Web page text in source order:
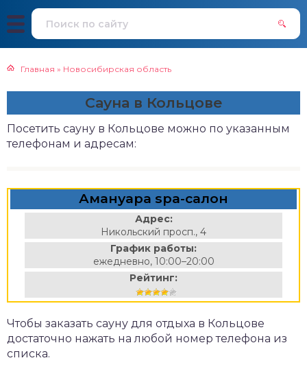
Главная » Новосибирская область
Сауна в Кольцове
Посетить сауну в Кольцове можно по указанным
телефонам и адресам:
Амануара spa-салон
Адрес:
Никольский просп., 4
График работы:
ежедневно, 10:00–20:00
Рейтинг:
Чтобы заказать сауну для отдыха в Кольцове
достаточно нажать на любой номер телефона из
списка.